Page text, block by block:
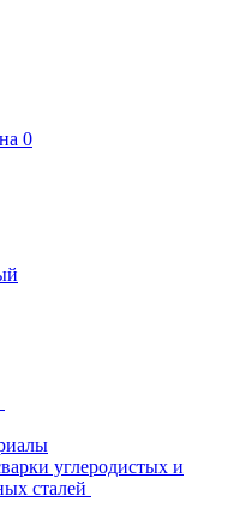
0
углеродистых и
сталей